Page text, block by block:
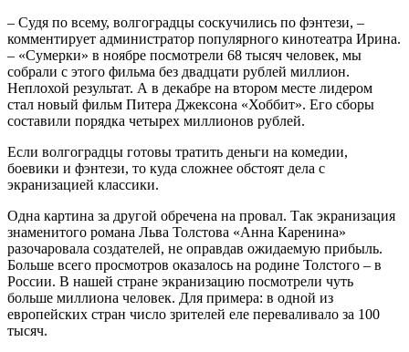
– Судя по всему, волгоградцы соскучились по фэнтези, –
комментирует администратор популярного кинотеатра Ирина.
– «Сумерки» в ноябре посмотрели 68 тысяч человек, мы
собрали с этого фильма без двадцати рублей миллион.
Неплохой результат. А в декабре на втором месте лидером
стал новый фильм Питера Джексона «Хоббит». Его сборы
составили порядка четырех миллионов рублей.
Если волгоградцы готовы тратить деньги на комедии,
боевики и фэнтези, то куда сложнее обстоят дела с
экранизацией классики.
Одна картина за другой обречена на провал. Так экранизация
знаменитого романа Льва Толстова «Анна Каренина»
разочаровала создателей, не оправдав ожидаемую прибыль.
Больше всего просмотров оказалось на родине Толстого – в
России. В нашей стране экранизацию посмотрели чуть
больше миллиона человек. Для примера: в одной из
европейских стран число зрителей еле переваливало за 100
тысяч.